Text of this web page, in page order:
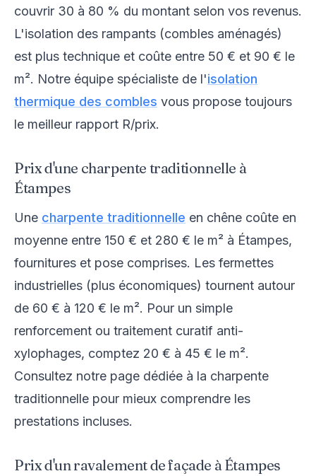
couvrir 30 à 80 % du montant selon vos revenus.
L'isolation des rampants (combles aménagés)
est plus technique et coûte entre 50 € et 90 € le
m². Notre équipe spécialiste de l'isolation
thermique des combles vous propose toujours
le meilleur rapport R/prix.
Prix d'une charpente traditionnelle à
Étampes
Une charpente traditionnelle en chêne coûte en
moyenne entre 150 € et 280 € le m² à Étampes,
fournitures et pose comprises. Les fermettes
industrielles (plus économiques) tournent autour
de 60 € à 120 € le m². Pour un simple
renforcement ou traitement curatif anti-
xylophages, comptez 20 € à 45 € le m².
Consultez notre page dédiée à la charpente
traditionnelle pour mieux comprendre les
prestations incluses.
Prix d'un ravalement de façade à Étampes